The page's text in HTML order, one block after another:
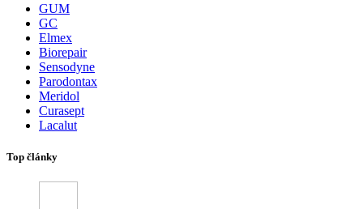
GUM
GC
Elmex
Biorepair
Sensodyne
Parodontax
Meridol
Curasept
Lacalut
Top články